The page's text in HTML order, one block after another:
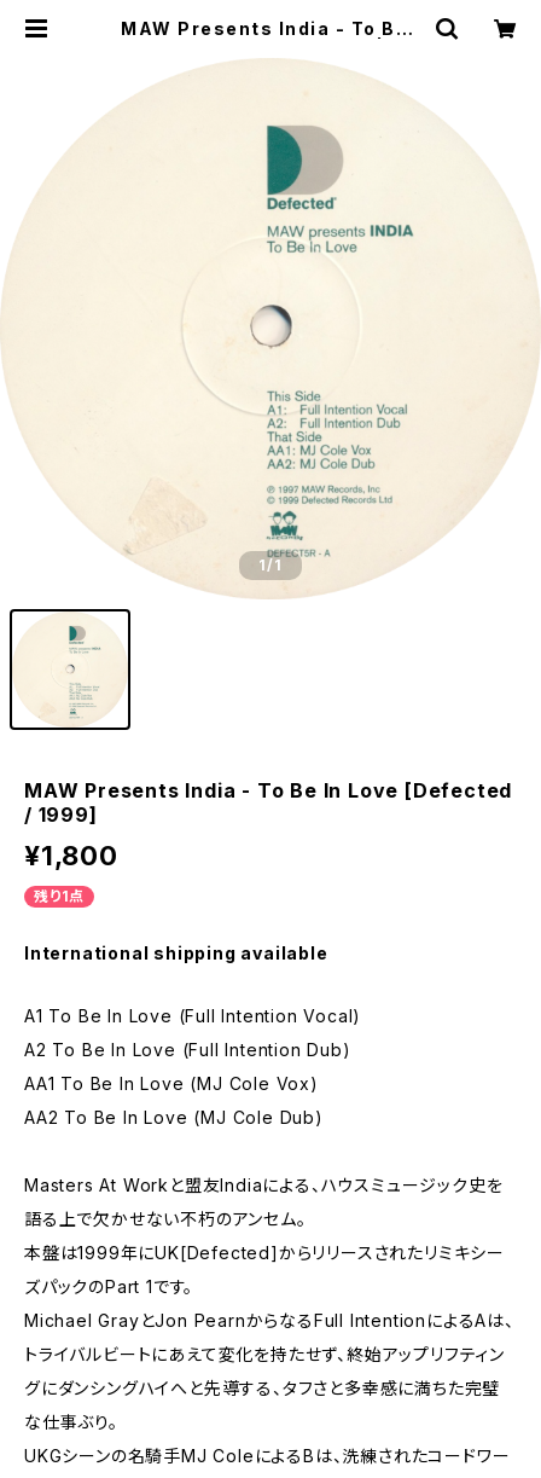
MAW Presents India - To Be I
W RECORDS
1/1
MAW Presents India - To Be In Love [Defected
/ 1999]
¥1,800
残り1点
International shipping available
A1 To Be In Love (Full Intention Vocal)
A2 To Be In Love (Full Intention Dub)
AA1 To Be In Love (MJ Cole Vox)
AA2 To Be In Love (MJ Cole Dub)
Masters At Workと盟友Indiaによる、ハウスミュージック史を
語る上で欠かせない不朽のアンセム。
本盤は1999年にUK[Defected]からリリースされたリミキシー
ズパックのPart 1です。
Michael GrayとJon PearnからなるFull IntentionによるAは、
トライバルビートにあえて変化を持たせず、終始アップリフティン
グにダンシングハイへと先導する、タフさと多幸感に満ちた完璧
な仕事ぶり。
UKGシーンの名騎手MJ ColeによるBは、洗練されたコードワー